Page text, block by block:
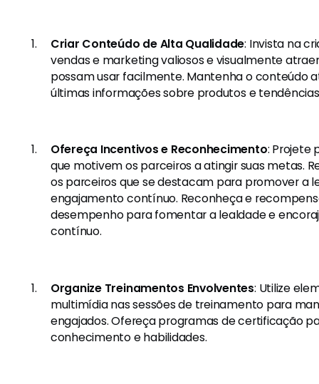
Criar Conteúdo de Alta Qualidade: Invista na
vendas e marketing valiosos e visualmente
possam usar facilmente. Mantenha o conteúdo
últimas informações sobre produtos e
Ofereça Incentivos e Reconhecimento: Projete
que motivem os parceiros a atingir suas metas.
os parceiros que se destacam para promover a
engajamento contínuo. Reconheça e
desempenho para fomentar a lealdade e
contínuo.
Organize Treinamentos Envolventes: Utilize
multimídia nas sessões de treinamento para
engajados. Ofereça programas de certificação
conhecimento e habilidades.